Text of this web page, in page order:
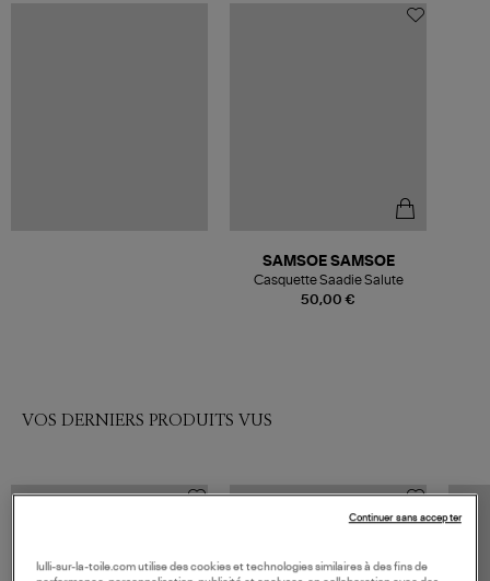
50,00 €
SAMSOE SAMSOE
Casquette Saadie Salute
VOS DERNIERS PRODUITS VUS
lulli-sur-la-toile.com utilise des cookies et technologies similaires à des fins de
Continuer sans accepter